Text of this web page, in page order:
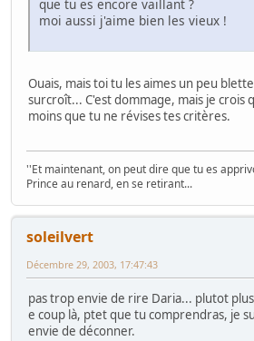
que tu es encore vaillant ?
moi aussi j'aime bien les vieux !
Ouais, mais toi tu les aimes un peu
surcroît... C'est dommage, mais je crois
moins que tu ne révises tes critères.
''Et maintenant, on peut dire que tu es
Prince au renard, en se retirant...
soleilvert
Décembre 29, 2003, 17:47:43
pas trop envie de rire Daria... plutot
e coup là, ptet que tu comprendras, je
envie de déconner.